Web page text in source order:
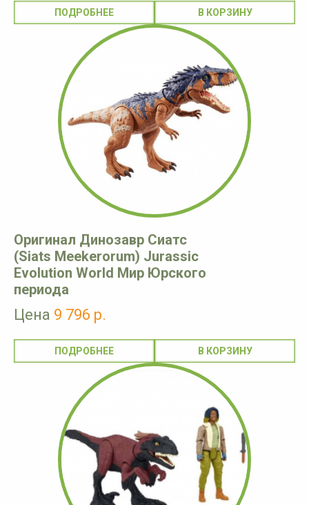
ПОДРОБНЕЕ
Оригинал Динозавр Сиатс
(Siats Meekerorum) Jurassic
Evolution World Мир Юрского
периода
Цена 9 796 р.
ПОДРОБНЕЕ